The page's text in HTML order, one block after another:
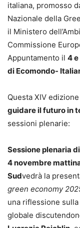
italiana, promosso
Nazionale della
il Ministero
Commissione
Appuntamento il 4
di Ecomondo-
Questa XIV
guidare il futuro in
sessioni plenarie:
Sessione plenaria
4 novembre mattina
Sudvedrà la
green economy
una riflessione
globale